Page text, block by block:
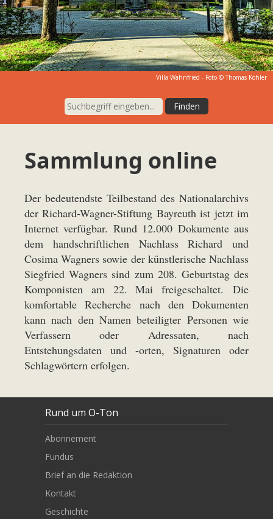
Villa Wahnfried - Foto © Thomas Köhler
Sammlung online
Der bedeutendste Teilbestand des Nationalarchivs
der Richard-Wagner-Stiftung Bayreuth ist jetzt im
Internet verfügbar. Rund 12.000 Dokumente aus
dem handschriftlichen Nachlass Richard und
Cosima Wagners sowie der künstlerische Nachlass
Siegfried Wagners sind zum 208. Geburtstag des
Komponisten am 22. Mai freigeschaltet. Die
komfortable Recherche nach den Dokumenten
kann nach den Namen beteiligter Personen wie
Verfassern oder Adressaten, nach
Entstehungsdaten und -orten, Signaturen oder
Schlagwörtern erfolgen.
Rund um O-Ton
Abonnement
Fundus
Brief an die Redaktion
Kontakt
Geschichte